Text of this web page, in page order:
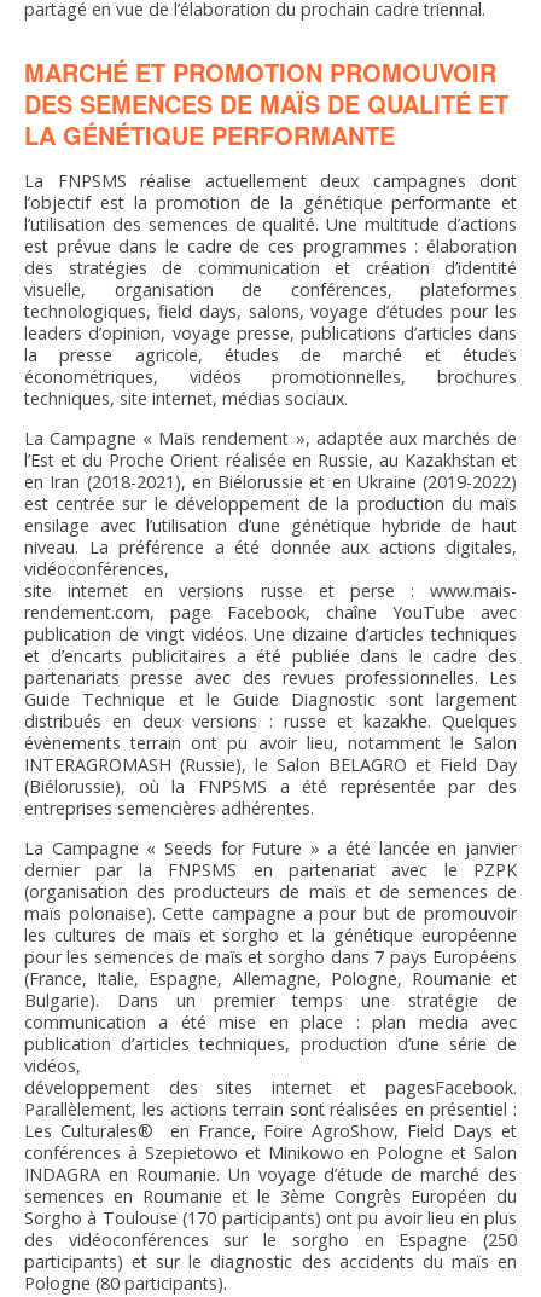
partagé en vue de l’élaboration du prochain cadre triennal.
MARCHÉ ET PROMOTION PROMOUVOIR
DES SEMENCES DE MAÏS DE QUALITÉ ET
LA GÉNÉTIQUE PERFORMANTE
La FNPSMS réalise actuellement deux campagnes dont
l’objectif est la promotion de la génétique performante et
l’utilisation des semences de qualité. Une multitude d’actions
est prévue dans le cadre de ces programmes : élaboration
des stratégies de communication et création d’identité
visuelle, organisation de conférences, plateformes
technologiques, field days, salons, voyage d’études pour les
leaders d’opinion, voyage presse, publications d’articles dans
la presse agricole, études de marché et études
économétriques, vidéos promotionnelles, brochures
techniques, site internet, médias sociaux.
La Campagne « Maïs rendement », adaptée aux marchés de
l’Est et du Proche Orient réalisée en Russie, au Kazakhstan et
en Iran (2018-2021), en Biélorussie et en Ukraine (2019-2022)
est centrée sur le développement de la production du maïs
ensilage avec l’utilisation d’une génétique hybride de haut
niveau. La préférence a été donnée aux actions digitales,
vidéoconférences,
site internet en versions russe et perse : www.mais-
rendement.com, page Facebook, chaîne YouTube avec
publication de vingt vidéos. Une dizaine d’articles techniques
et d’encarts publicitaires a été publiée dans le cadre des
partenariats presse avec des revues professionnelles. Les
Guide Technique et le Guide Diagnostic sont largement
distribués en deux versions : russe et kazakhe. Quelques
évènements terrain ont pu avoir lieu, notamment le Salon
INTERAGROMASH (Russie), le Salon BELAGRO et Field Day
(Biélorussie), où la FNPSMS a été représentée par des
entreprises semencières adhérentes.
La Campagne « Seeds for Future » a été lancée en janvier
dernier par la FNPSMS en partenariat avec le PZPK
(organisation des producteurs de maïs et de semences de
maïs polonaise). Cette campagne a pour but de promouvoir
les cultures de maïs et sorgho et la génétique européenne
pour les semences de maïs et sorgho dans 7 pays Européens
(France, Italie, Espagne, Allemagne, Pologne, Roumanie et
Bulgarie). Dans un premier temps une stratégie de
communication a été mise en place : plan media avec
publication d’articles techniques, production d’une série de
vidéos,
développement des sites internet et pagesFacebook.
Parallèlement, les actions terrain sont réalisées en présentiel :
Les Culturales® en France, Foire AgroShow, Field Days et
conférences à Szepietowo et Minikowo en Pologne et Salon
INDAGRA en Roumanie. Un voyage d’étude de marché des
semences en Roumanie et le 3ème Congrès Européen du
Sorgho à Toulouse (170 participants) ont pu avoir lieu en plus
des vidéoconférences sur le sorgho en Espagne (250
participants) et sur le diagnostic des accidents du maïs en
Pologne (80 participants).